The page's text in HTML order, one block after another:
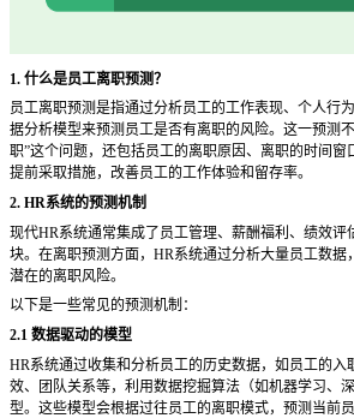
1. 什么是员工离职预测？
员工离职预测是指通过分析员工的工作表现、个人行
据分析模型来预测员工是否有离职的风险。这一预测
职”这个问题，还包括员工的离职原因、离职的时间窗
提前采取措施，改善员工的工作体验和留存率。
2. HR系统的预测机制
现代HR系统通常集成了员工管理、薪酬福利、绩效评
块。在离职预测方面，HR系统通过分析大量员工数据
潜在的离职风险。
以下是一些常见的预测机制：
2.1 数据驱动的模型
HR系统通过收集和分析员工的历史数据，如员工的入
效、团队关系等，利用数据挖掘算法（如机器学习、
型。这些模型会根据过往员工的离职模式，预测当前